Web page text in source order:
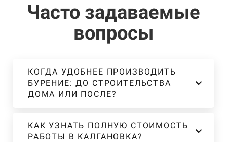
Часто задаваемые
вопросы
КОГДА УДОБНЕЕ ПРОИЗВОДИТЬ
БУРЕНИЕ: ДО СТРОИТЕЛЬСТВА
ДОМА ИЛИ ПОСЛЕ?
КАК УЗНАТЬ ПОЛНУЮ СТОИМОСТЬ
РАБОТЫ В КАЛГАНОВКА?